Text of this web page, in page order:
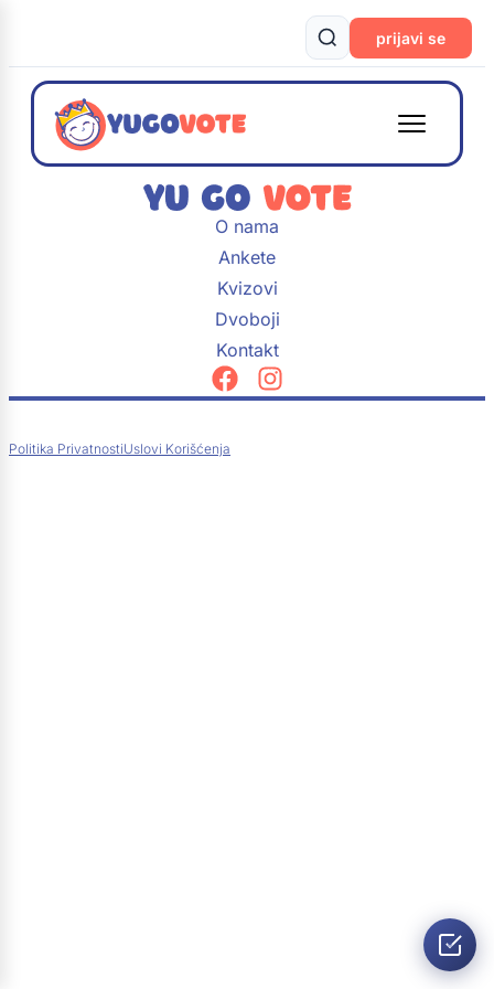
prijavi se
O nama
Ankete
Kvizovi
Dvoboji
Kontakt
Politika PrivatnostiUslovi Korišćenja